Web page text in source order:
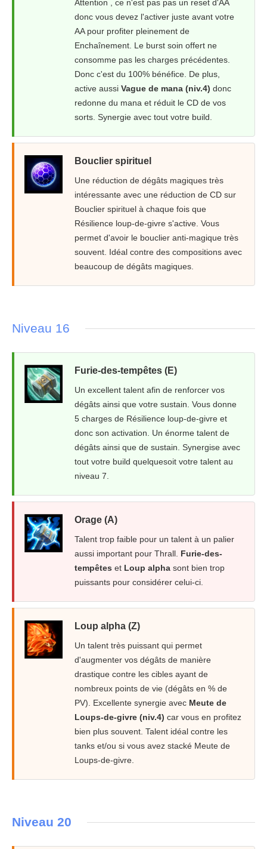
Attention , ce n'est pas pas un reset d'AA
donc vous devez l'activer juste avant votre
AA pour profiter pleinement de
Enchaînement. Le burst soin offert ne
consomme pas les charges précédentes.
Donc c'est du 100% bénéfice. De plus,
active aussi Vague de mana (niv.4) donc
redonne du mana et réduit le CD de vos
sorts. Synergie avec tout votre build.
Bouclier spirituel
Une réduction de dégâts magiques très
intéressante avec une réduction de CD sur
Bouclier spirituel à chaque fois que
Résilience loup-de-givre s'active. Vous
permet d'avoir le bouclier anti-magique très
souvent. Idéal contre des compositions avec
beaucoup de dégâts magiques.
Niveau 16
Furie-des-tempêtes (E)
Un excellent talent afin de renforcer vos
dégâts ainsi que votre sustain. Vous donne
5 charges de Résilience loup-de-givre et
donc son activation. Un énorme talent de
dégâts ainsi que de sustain. Synergise avec
tout votre build quelquesoit votre talent au
niveau 7.
Orage (A)
Talent trop faible pour un talent à un palier
aussi important pour Thrall. Furie-des-
tempêtes et Loup alpha sont bien trop
puissants pour considérer celui-ci.
Loup alpha (Z)
Un talent très puissant qui permet
d'augmenter vos dégâts de manière
drastique contre les cibles ayant de
nombreux points de vie (dégâts en % de
PV). Excellente synergie avec Meute de
Loups-de-givre (niv.4) car vous en profitez
bien plus souvent. Talent idéal contre les
tanks et/ou si vous avez stacké Meute de
Loups-de-givre.
Niveau 20